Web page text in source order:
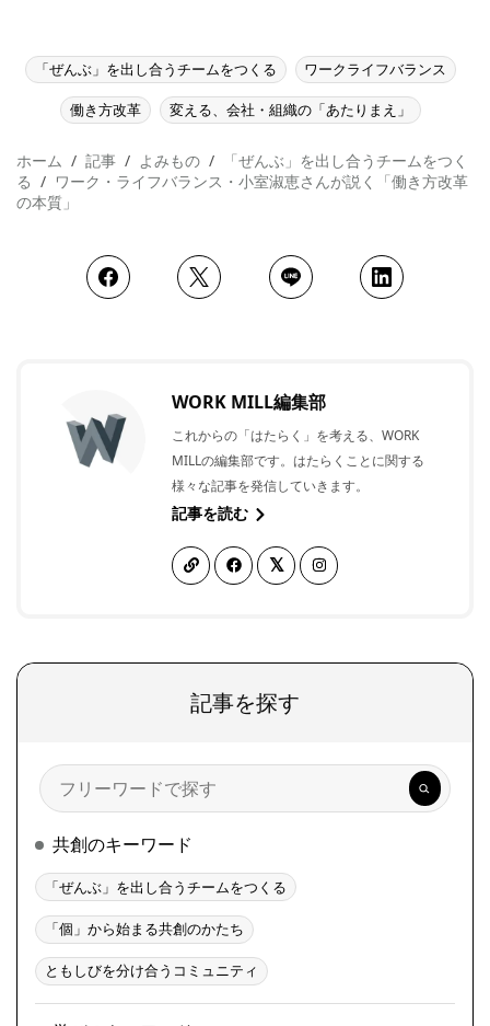
「ぜんぶ」を出し合うチームをつくる ワークライフバランス
働き方改革 変える、会社・組織の「あたりまえ」
ホーム 記事 よみもの
「ぜんぶ」を出し合うチームをつく
る
ワーク・ライフバランス・小室淑恵さんが説く「働き方改革
の本質」
WORK MILL編集部
これからの「はたらく」を考える、WORK
MILLの編集部です。はたらくことに関する
様々な記事を発信していきます。
記事を読む
記事を探す
検
索
共創のキーワード
「ぜんぶ」を出し合うチームをつくる
「個」から始まる共創のかたち
ともしびを分け合うコミュニティ